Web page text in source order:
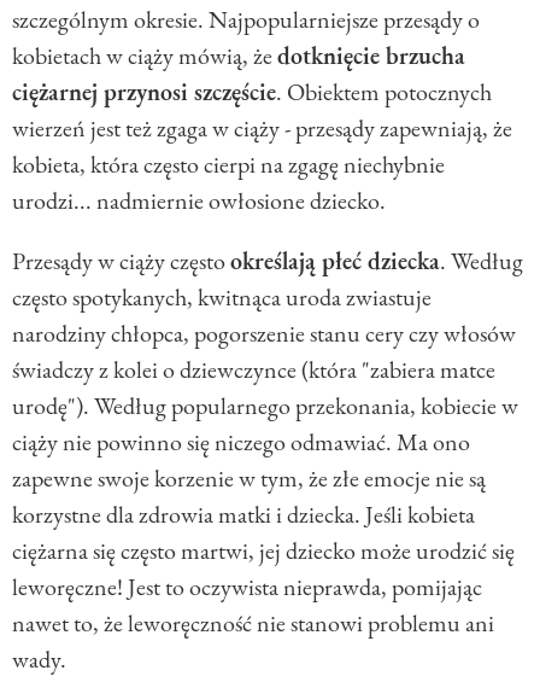
szczególnym okresie. Najpopularniejsze przesądy o
kobietach w ciąży mówią, żedotknięcie brzucha
ciężarnej przynosi szczęście. Obiektem potocznych
wierzeń jest też zgaga w ciąży - przesądy zapewniają, że
kobieta, która często cierpi na zgagę niechybnie
urodzi... nadmiernie owłosione dziecko.
Przesądy w ciąży częstookreślają płeć dziecka. Według
często spotykanych, kwitnąca uroda zwiastuje
narodziny chłopca, pogorszenie stanu cery czy włosów
świadczy z kolei o dziewczynce (która "zabiera matce
urodę"). Według popularnego przekonania, kobiecie w
ciąży nie powinno się niczego odmawiać. Ma ono
zapewne swoje korzenie w tym, że złe emocje nie są
korzystne dla zdrowia matki i dziecka. Jeśli kobieta
ciężarna się często martwi, jej dziecko może urodzić się
leworęczne! Jest to oczywista nieprawda, pomijając
nawet to, że leworęczność nie stanowi problemu ani
wady.